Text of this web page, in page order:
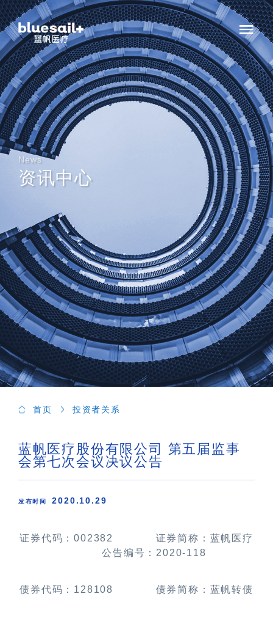
News
资讯中心
首页 投资者关系
蓝帆医疗股份有限公司 第五届监事
会第七次会议决议公告
发布时间 2020.10.29
证券代码：002382 证券简称：蓝帆医疗
公告编号： 2020-118
债券代码： 128108 债券简称：蓝帆转债